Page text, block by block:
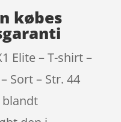
købes
Elite – T-shirt –
Sort – Str. 44